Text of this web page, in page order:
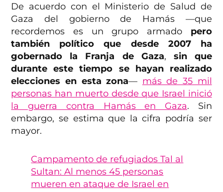
De acuerdo con el Ministerio de Salud de
Gaza del gobierno de Hamás —que
recordemos es un grupo armado pero
también político que desde 2007 ha
gobernado la Franja de Gaza, sin que
durante este tiempo se hayan realizado
elecciones en esta zona— más de 35 mil
personas han muerto desde que Israel inició
la guerra contra Hamás en Gaza. Sin
embargo, se estima que la cifra podría ser
mayor.
Campamento de refugiados Tal al
Sultan: Al menos 45 personas
mueren en ataque de Israel en